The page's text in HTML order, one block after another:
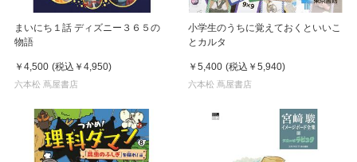
まいにち１話 ディズニー３６５の
物語
￥4,500 (税込 ￥4,950)
六本松 蔦屋書店
小学生のうちに覚えておくといいこ
とカルタ
￥5,400 (税込 ￥5,940)
六本松 蔦屋書店